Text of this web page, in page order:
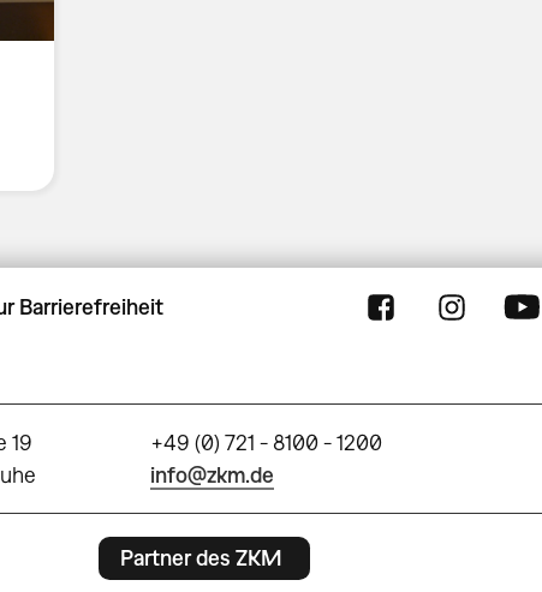
Barrierefreiheit
19
+49 (0) 721 - 8100 - 1200
info@zkm.de
Partner des ZKM